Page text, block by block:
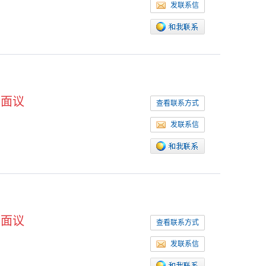
发联系信
查看联系方式
发联系信
面议
查看联系方式
发联系信
面议